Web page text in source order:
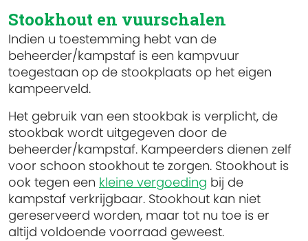
Stookhout en vuurschalen
Indien u toestemming hebt van de
beheerder/kampstaf is een kampvuur
toegestaan op de stookplaats op het eigen
kampeerveld.
Het gebruik van een stookbak is verplicht, de
stookbak wordt uitgegeven door de
beheerder/kampstaf. Kampeerders dienen zelf
voor schoon stookhout te zorgen. Stookhout is
ook tegen een kleine vergoeding bij de
kampstaf verkrijgbaar. Stookhout kan niet
gereserveerd worden, maar tot nu toe is er
altijd voldoende voorraad geweest.